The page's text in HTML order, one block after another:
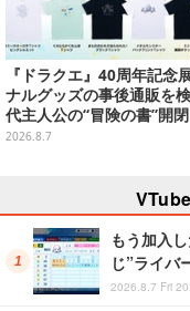
『ドラクエ』40周年記念
ナルグッズの事後通販を
代主人公の“冒険の書”開
をはじめ、ユニークなＴシ
2026.8.7
もう加入
じ”ライバ
2026.8.7 Fri